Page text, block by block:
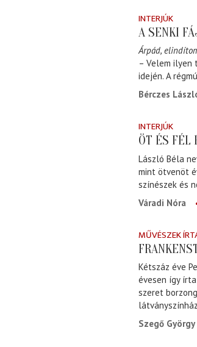
INTERJÚK
A SENKI
Árpád,
– Velem ilyen
idején. A
Bérczes
INTERJÚK
ÖT ÉS FÉL
László Béla
mint ötvenöt
színészek és
Váradi Nóra
MŰVÉSZEK
Kétszáz éve
évesen így
szeret
Szegő György